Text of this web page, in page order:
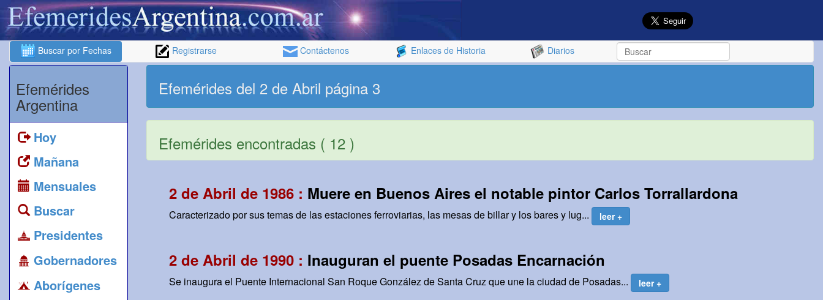
Buscar por Fechas Registrarse Contáctenos Enlaces de Historia Diarios
Efemérides
Argentina
Hoy
Mañana
Mensuales
Buscar
Presidentes
Gobernadores
Aborígenes
Efemérides del 2 de Abril página 3
Efemérides encontradas ( 12 )
2 de Abril de 1986 : Muere en Buenos Aires el notable pintor Carlos Torrallardona
Caracterizado por sus temas de las estaciones ferroviarias, las mesas de billar y los bares y lug... leer +
2 de Abril de 1990 : Inauguran el puente Posadas Encarnación
Se inaugura el Puente Internacional San Roque González de Santa Cruz que une la ciudad de Posadas... leer +